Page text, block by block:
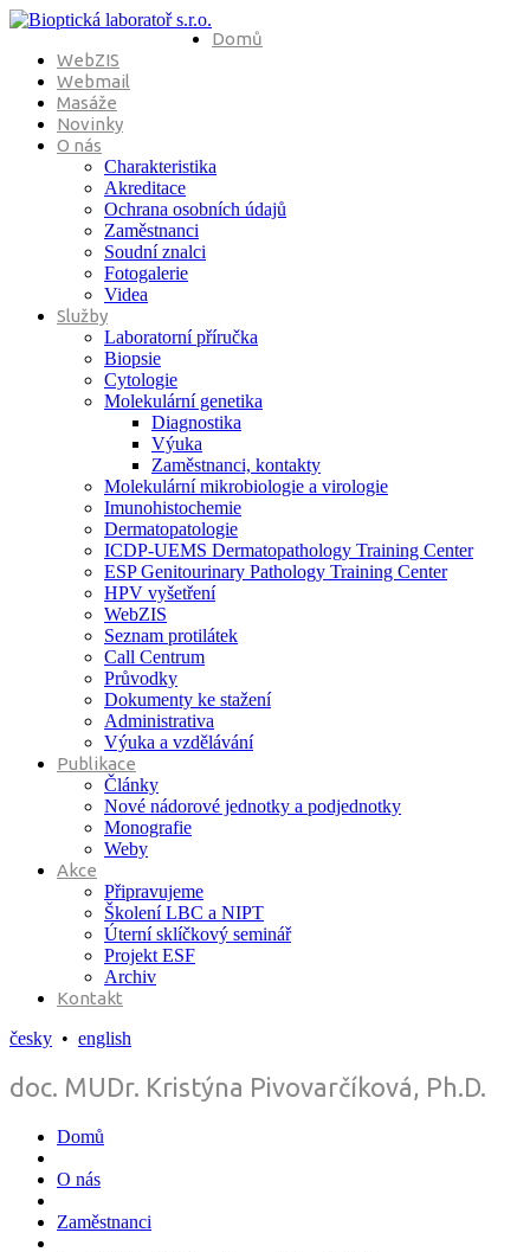
Domů
WebZIS
Webmail
Masáže
Novinky
O nás
Charakteristika
Akreditace
Ochrana osobních údajů
Zaměstnanci
Soudní znalci
Fotogalerie
Videa
Služby
Laboratorní příručka
Biopsie
Cytologie
Molekulární genetika
Diagnostika
Výuka
Zaměstnanci, kontakty
Molekulární mikrobiologie a virologie
Imunohistochemie
Dermatopatologie
ICDP-UEMS Dermatopathology Training Center
ESP Genitourinary Pathology Training Center
HPV vyšetření
WebZIS
Seznam protilátek
Call Centrum
Průvodky
Dokumenty ke stažení
Administrativa
Výuka a vzdělávání
Publikace
Články
Nové nádorové jednotky a podjednotky
Monografie
Weby
Akce
Připravujeme
Školení LBC a NIPT
Úterní sklíčkový seminář
Projekt ESF
Archiv
Kontakt
česky • english
doc. MUDr. Kristýna Pivovarčíková, Ph.D.
Domů
O nás
Zaměstnanci